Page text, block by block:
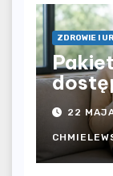
ZDROWIE I
czy
22